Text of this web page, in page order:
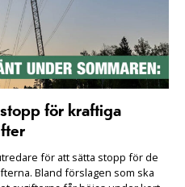
för kraftiga
för att sätta stopp för de
Bland förslagen som ska